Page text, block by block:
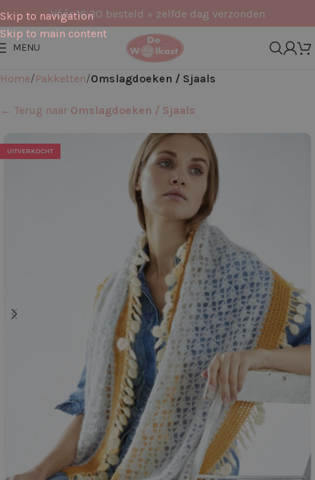
Skip to navigation
Skip to main content
Vóór 16:30 besteld = zelfde dag verzonden
MENU
Home Pakketten Omslagdoeken / Sjaals
← Terug naar Omslagdoeken / Sjaals
UITVERKOCHT